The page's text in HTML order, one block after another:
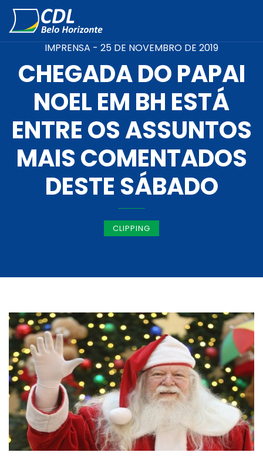
IMPRENSA - 25 DE NOVEMBRO DE 2019
CHEGADA DO PAPAI
NOEL EM BH ESTÁ
ENTRE OS ASSUNTOS
MAIS COMENTADOS
DESTE SÁBADO
CLIPPING